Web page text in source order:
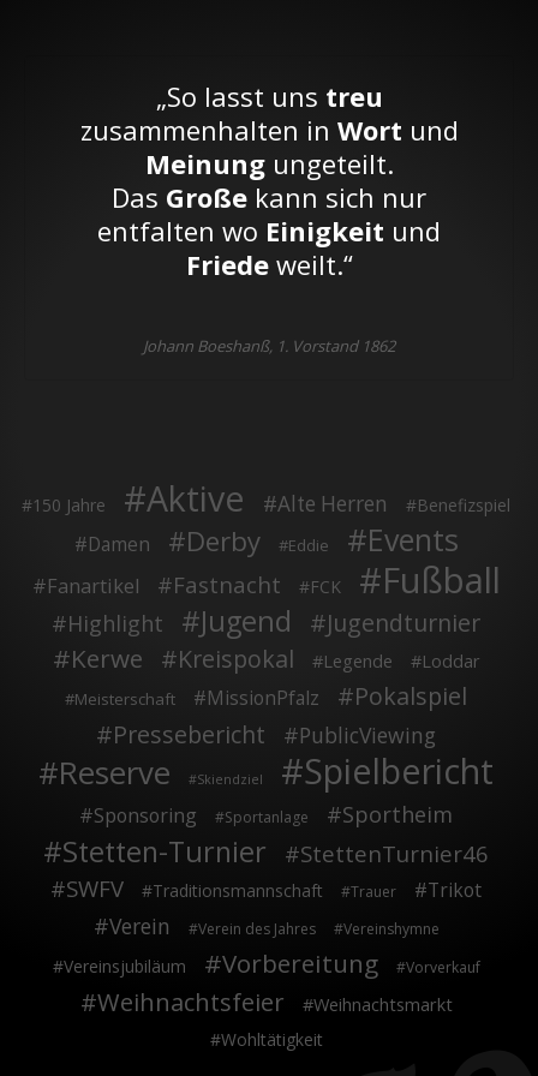
„So lasst uns treu
zusammenhalten in Wort und
Meinungungeteilt.
Das Große kann sich nur
entfalten wo Einigkeit und
Friedeweilt.“
Johann Boeshanß, 1. Vorstand 1862
150 Jahre Aktive Alte Herren Benefizspiel
Damen Derby Eddie Events
Fanartikel Fastnacht FCK Fußball
Highlight Jugend Jugendturnier
Kerwe Kreispokal Legende Loddar
Meisterschaft MissionPfalz
Pokalspiel
Pressebericht
PublicViewing
Reserve Skiendziel Spielbericht
Sponsoring Sportanlage Sportheim
Stetten-Turnier
StettenTurnier46
SWFV
Traditionsmannschaft Trauer Trikot
Verein Verein des Jahres Vereinshymne
Vereinsjubiläum Vorbereitung Vorverkauf
Weihnachtsfeier Weihnachtsmarkt
Wohltätigkeit